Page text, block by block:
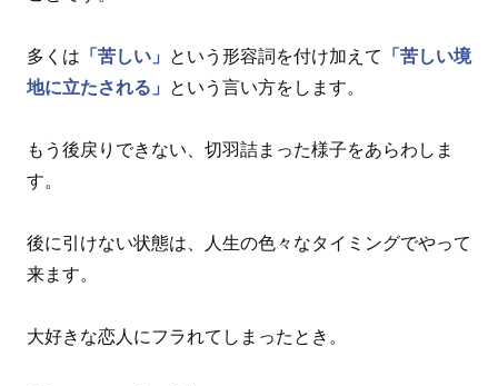
多くは 「苦しい」 という形容詞を付け加えて
「苦しい境
地に立たされる」
という言い方をします。
もう後戻りできない、切羽詰まった様子をあらわしま
す。
後に引けない状態は、人生の色々なタイミングでやって
来ます。
大好きな恋人にフラれてしまったとき。